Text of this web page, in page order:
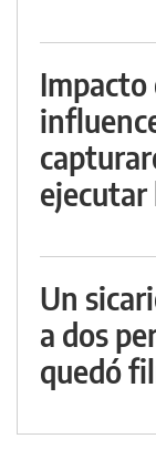
Impacto
ejecutar
Un
a dos
quedó